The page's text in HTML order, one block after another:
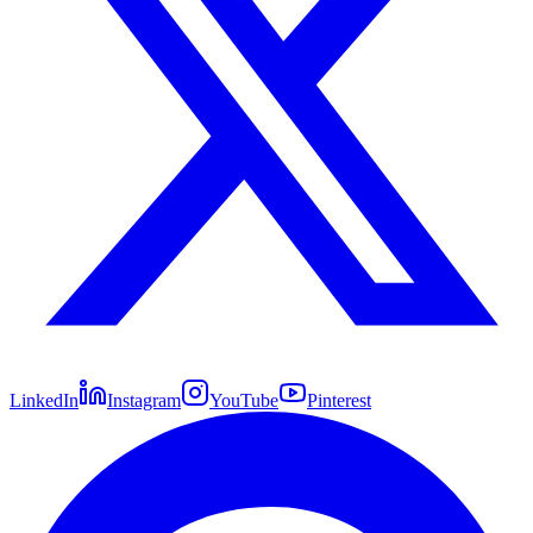
LinkedIn Instagram YouTube Pinterest